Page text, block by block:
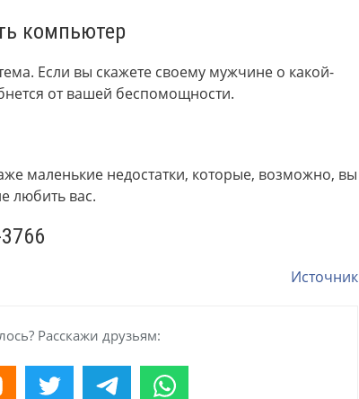
компьютер
Если вы скажете своему мужчине о какой-
от вашей беспомощности.
маленькие недостатки, которые, возможно, вы
любить вас.
Источник
Расскажи друзьям: